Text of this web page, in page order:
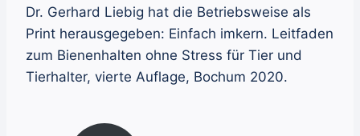
Dr. Gerhard Liebig hat die Betriebsweise als
Print herausgegeben: Einfach imkern. Leitfaden
zum Bienenhalten ohne Stress für Tier und
Tierhalter, vierte Auflage, Bochum 2020.